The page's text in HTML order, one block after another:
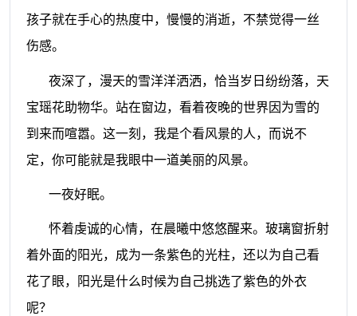
孩子就在手心的热度中，慢慢的消逝，不禁觉得一丝
伤感。
夜深了，漫天的雪洋洋洒洒，恰当岁日纷纷落，天
宝瑶花助物华。站在窗边，看着夜晚的世界因为雪的
到来而喧嚣。这一刻，我是个看风景的人，而说不
定，你可能就是我眼中一道美丽的风景。
一夜好眠。
怀着虔诚的心情，在晨曦中悠悠醒来。玻璃窗折射
着外面的阳光，成为一条紫色的光柱，还以为自己看
花了眼，阳光是什么时候为自己挑选了紫色的外衣
呢？